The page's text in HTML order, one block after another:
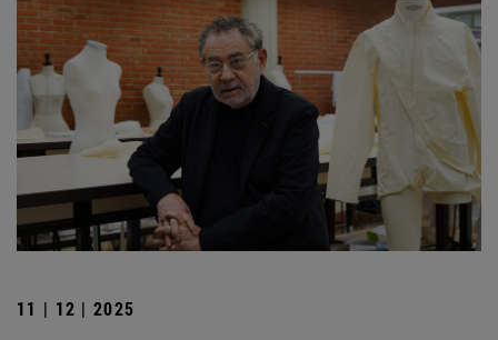
11 | 12 | 2025